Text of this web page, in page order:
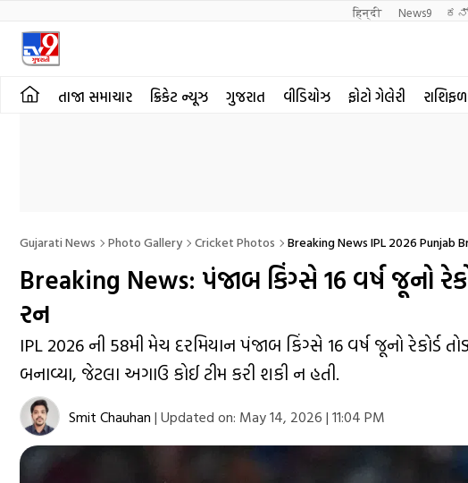
हिन्दी News9
તાજા સમાચાર ક્રિકેટ ન્યૂઝ ગુજરાત વીડિયોઝ ફોટો ગેલેરી રાશિફળ
Gujarati News Photo Gallery Cricket Photos Breaking News IPL 2026 Punjab
Breaking News: પંજાબ કિંગ્સે 16 વર્ષ જૂનો
રન
IPL 2026 ની 58મી મેચ દરમિયાન પંજાબ કિંગ્સે 16 વર્ષ જૂનો
બનાવ્યા, જેટલા અગાઉ કોઈ ટીમ કરી શકી ન હતી.
Smit Chauhan | Updated on: May 14, 2026 | 11:04 PM